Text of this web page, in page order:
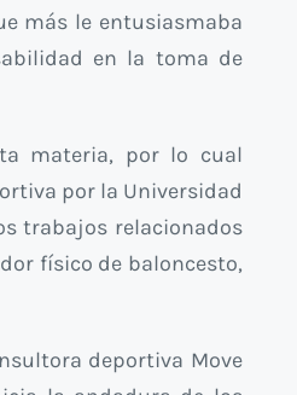
más le entusiasmaba
en la toma de
materia, por lo cual
por la Universidad
trabajos relacionados
físico de baloncesto,
deportiva Move